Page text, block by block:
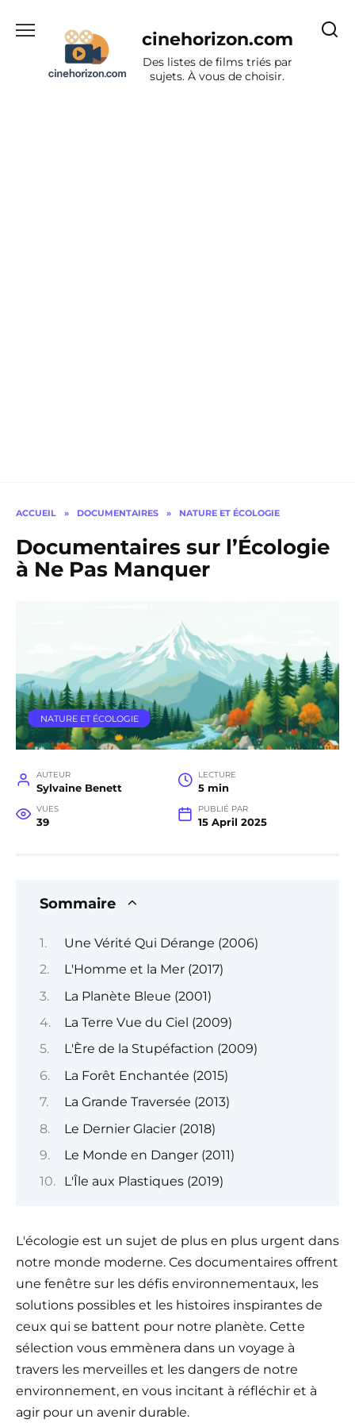
cinehorizon.com
Des listes de films triés par
sujets. À vous de choisir.
ACCUEIL » DOCUMENTAIRES » NATURE ET ÉCOLOGIE
Documentaires sur l’Écologie
à Ne Pas Manquer
NATURE ET ÉCOLOGIE
AUTEUR
Sylvaine Benett
LECTURE
5 min
VUES
39
PUBLIÉ PAR
15 April 2025
Sommaire
Une Vérité Qui Dérange (2006)
L'Homme et la Mer (2017)
La Planète Bleue (2001)
La Terre Vue du Ciel (2009)
L'Ère de la Stupéfaction (2009)
La Forêt Enchantée (2015)
La Grande Traversée (2013)
Le Dernier Glacier (2018)
Le Monde en Danger (2011)
L'Île aux Plastiques (2019)
L'écologie est un sujet de plus en plus urgent dans
notre monde moderne. Ces documentaires offrent
une fenêtre sur les défis environnementaux, les
solutions possibles et les histoires inspirantes de
ceux qui se battent pour notre planète. Cette
sélection vous emmènera dans un voyage à
travers les merveilles et les dangers de notre
environnement, en vous incitant à réfléchir et à
agir pour un avenir durable.